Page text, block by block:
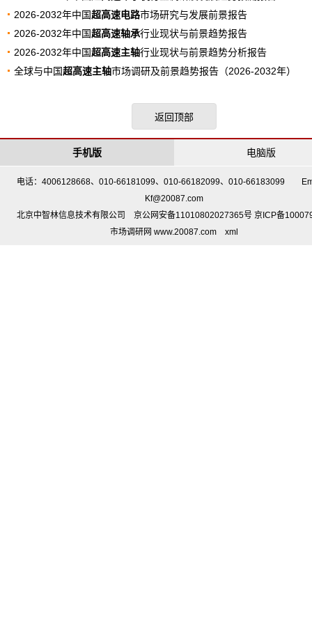
2026-2032年中国超高速电路市场研究与发展前景报告
2026-2032年中国超高速轴承行业现状与前景趋势报告
2026-2032年中国超高速主轴行业现状与前景趋势分析报告
全球与中国超高速主轴市场调研及前景趋势报告（2026-2032年）
返回顶部
电脑版
手机版
电话：4006128668、010-66181099、010-66182099、010-66183099
Kf@20087.com
北京中智林信息技术有限公司 京公网安备11010802027365号 京ICP备
市场调研网 www.20087.com
xml